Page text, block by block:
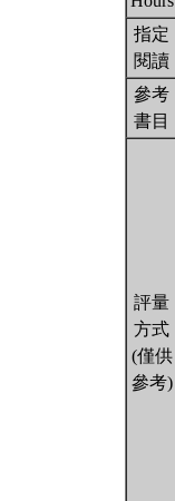
指定
閱讀
參考
書目
評量
方式
(僅供
參考)